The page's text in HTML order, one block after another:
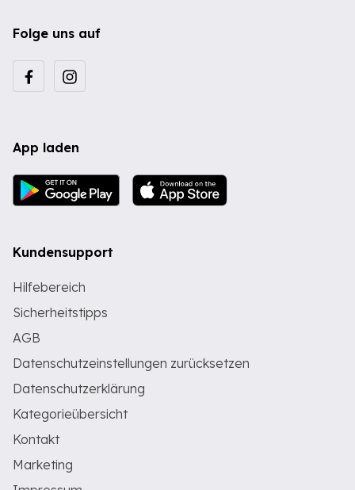
Folge uns auf
App laden
Kundensupport
Hilfebereich
Sicherheitstipps
AGB
Datenschutzeinstellungen zurücksetzen
Datenschutzerklärung
Kategorieübersicht
Kontakt
Marketing